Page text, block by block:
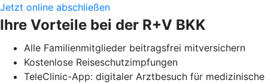
Jetzt online abschließen
Ihre Vorteile bei der R+V BKK
Alle Familienmitglieder beitragsfrei mitversichern
Kostenlose Reiseschutzimpfungen
TeleClinic-App: digitaler Arztbesuch für medizinische